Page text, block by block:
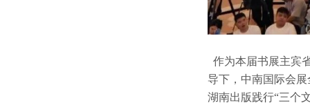
作为本届书展主宾
导下，中南国际会
湖南出版践行“三个